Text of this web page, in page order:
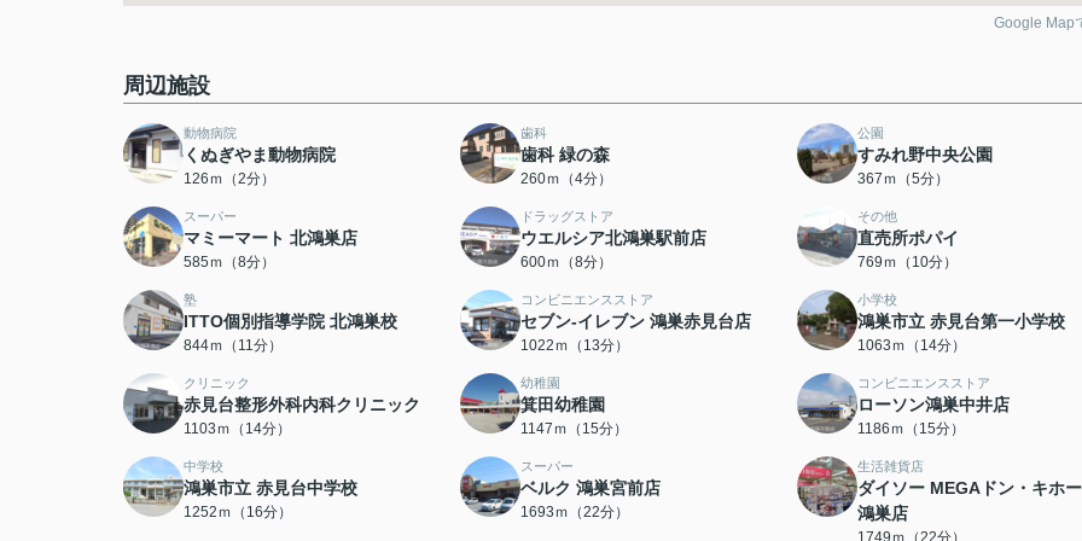
Google Map
周辺施設
動物病院
くぬぎやま動物病院
126ｍ（2分）
歯科
歯科 緑の森
260ｍ（4分）
公園
すみれ野中央公園
367ｍ（5分）
スーパー
マミーマート 北鴻巣店
585ｍ（8分）
ドラッグストア
ウエルシア北鴻巣駅前店
600ｍ（8分）
その他
直売所ポパイ
769ｍ（10分）
塾
ITTO個別指導学院 北鴻巣校
844ｍ（11分）
コンビニエンスストア
セブン-イレブン 鴻巣赤見台店
1022ｍ（13分）
小学校
鴻巣市立 赤見台第一小学校
1063ｍ（14分）
クリニック
赤見台整形外科内科クリニック
1103ｍ（14分）
幼稚園
箕田幼稚園
1147ｍ（15分）
コンビニエンスストア
ローソン鴻巣中井店
1186ｍ（15分）
中学校
鴻巣市立 赤見台中学校
1252ｍ（16分）
スーパー
ベルク 鴻巣宮前店
1693ｍ（22分）
生活雑貨店
ダイソー MEGAドン・キホ
鴻巣店
1749ｍ（22分）